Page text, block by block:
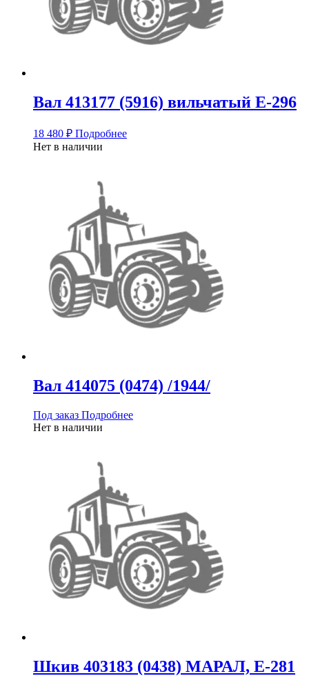
Вал 413177 (5916) вильчатый Е-296
18 480 ₽ Подробнее
Нет в наличии
Вал 414075 (0474) /1944/
Под заказ Подробнее
Нет в наличии
Шкив 403183 (0438) МАРАЛ, Е-281